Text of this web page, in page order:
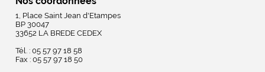
1, Place Saint Jean d'Etampes
BP 30047
33652 LA BREDE CEDEX
Tél. : 05 57 97 18 58
Fax : 05 57 97 18 50